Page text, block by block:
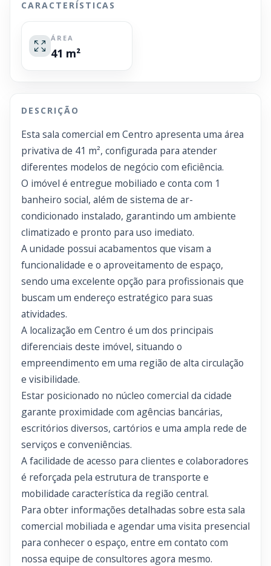
CARACTERÍSTICAS
ÁREA
41 m²
DESCRIÇÃO
Esta sala comercial em Centro apresenta uma área
privativa de 41 m², configurada para atender
diferentes modelos de negócio com eficiência.
O imóvel é entregue mobiliado e conta com 1
banheiro social, além de sistema de ar-
condicionado instalado, garantindo um ambiente
climatizado e pronto para uso imediato.
A unidade possui acabamentos que visam a
funcionalidade e o aproveitamento de espaço,
sendo uma excelente opção para profissionais que
buscam um endereço estratégico para suas
atividades.
A localização em Centro é um dos principais
diferenciais deste imóvel, situando o
empreendimento em uma região de alta circulação
e visibilidade.
Estar posicionado no núcleo comercial da cidade
garante proximidade com agências bancárias,
escritórios diversos, cartórios e uma ampla rede de
serviços e conveniências.
A facilidade de acesso para clientes e colaboradores
é reforçada pela estrutura de transporte e
mobilidade característica da região central.
Para obter informações detalhadas sobre esta sala
comercial mobiliada e agendar uma visita presencial
para conhecer o espaço, entre em contato com
nossa equipe de consultores agora mesmo.